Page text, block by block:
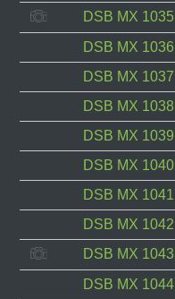
DSB MX 1035
DSB MX 1036
DSB MX 1037
DSB MX 1038
DSB MX 1039
DSB MX 1040
DSB MX 1041
DSB MX 1042
DSB MX 1043
DSB MX 1044